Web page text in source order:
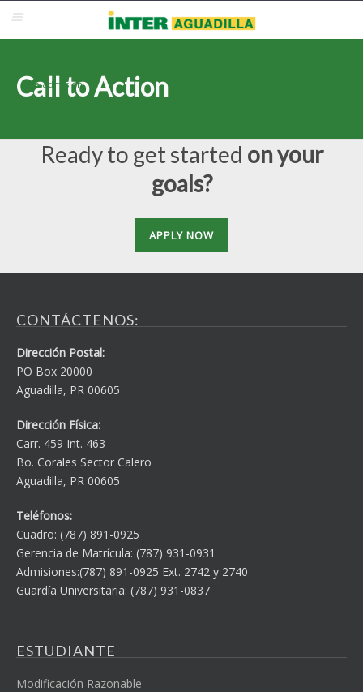
Correo Electrónico
Re-admisión
Call to Action
Ready to get started on your
goals?
APPLY NOW
CONTÁCTENOS:
Dirección Postal:
PO Box 20000
Aguadilla, PR 00605
Dirección Física:
Carr. 459 Int. 463
Bo. Corales Sector Calero
Aguadilla, PR 00605
Teléfonos:
Cuadro: (787) 891-0925
Gerencia de Matrícula: (787) 931-0931
Admisiones:(787) 891-0925 Ext. 2742 y 2740
Guardía Universitaria: (787) 931-0837
ESTUDIANTE
Modificación Razonable